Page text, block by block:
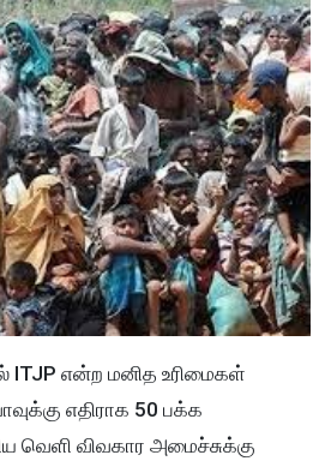
ITJP என்ற மனித உரிமைகள்
எதிராக 50 பக்க
வெளி விவகார அமைச்சுக்கு